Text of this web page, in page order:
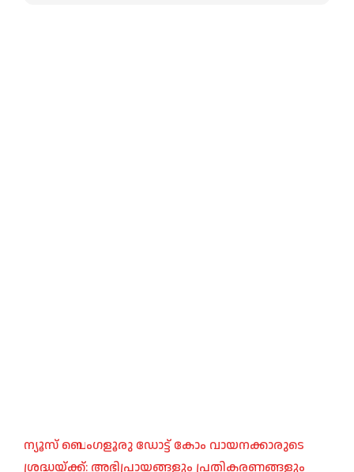
ന്യൂസ് ബെംഗളൂരു ഡോട്ട് കോം വായനക്കാരുടെ
ശ്രദ്ധയ്ക്ക്: അഭിപ്രായങ്ങളും പ്രതികരണങ്ങളും